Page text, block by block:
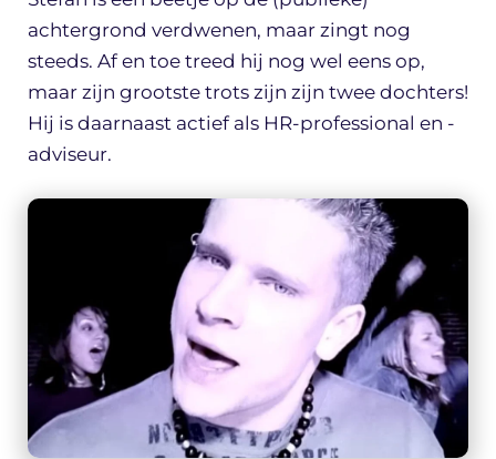
achtergrond verdwenen, maar zingt nog
steeds. Af en toe treed hij nog wel eens op,
maar zijn grootste trots zijn zijn twee dochters!
Hij is daarnaast actief als HR-professional en -
adviseur.